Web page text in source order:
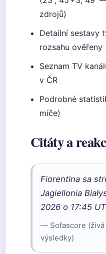
zdrojů)
Detailní sestavy
rozsahu ověřeny
Seznam TV
v ČR
Podrobné
míče)
Citáty a
Fiorentina sa
Jagiellonia
2026 o 17:45
— Sofascore (živá
výsledky)